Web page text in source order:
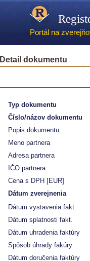
Portál na
Detail dokumentu
Typ dokumentu
Číslo/názov dokumentu
Popis dokumentu
Meno partnera
Adresa partnera
IČO partnera
Cena s DPH [EUR]
Dátum zverejnenia
Dátum vystavenia fakt.
Dátum splatnosti fakt.
Dátum uhradenia faktúry
Spôsob úhrady fakúry
Dátum doručenia faktúry